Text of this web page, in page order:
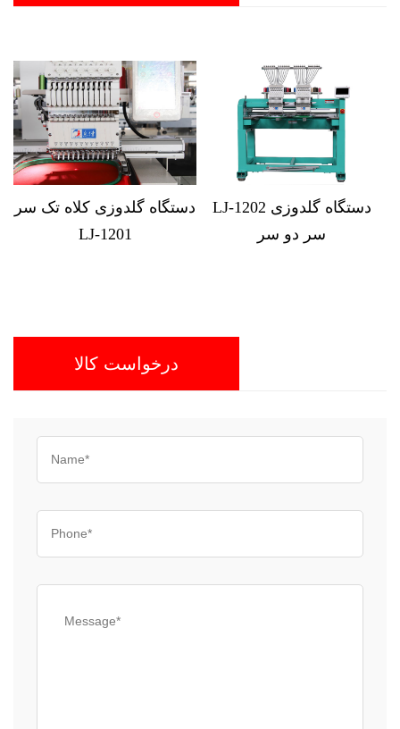
دستگاه
LJ-1202 دستگاه گلدوزی
LJ-MX1212 12 سر دستگاه
کلاه کامپیوتری
درخواست کالا